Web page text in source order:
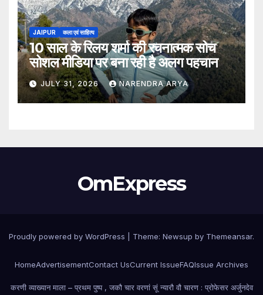
JAIPUR कला एवं साहित्य
10 साल के रिलय शर्मा की रचनात्मक सोच
सोशल मीडिया पर बना रही है अलग पहचान
JULY 31, 2026 NARENDRA ARYA
OmExpress
Proudly powered by WordPress Theme: Newsup by Themeansar.
HomeAdvertisementContact UsCurrent IssueFAQIssue Archives
करणी व्याख्यान माला – प्रथम पुष्प , जकौ चार वरणां सूं न्यारौ वौ चारण : प्रोफेसर अर्जुनदेव